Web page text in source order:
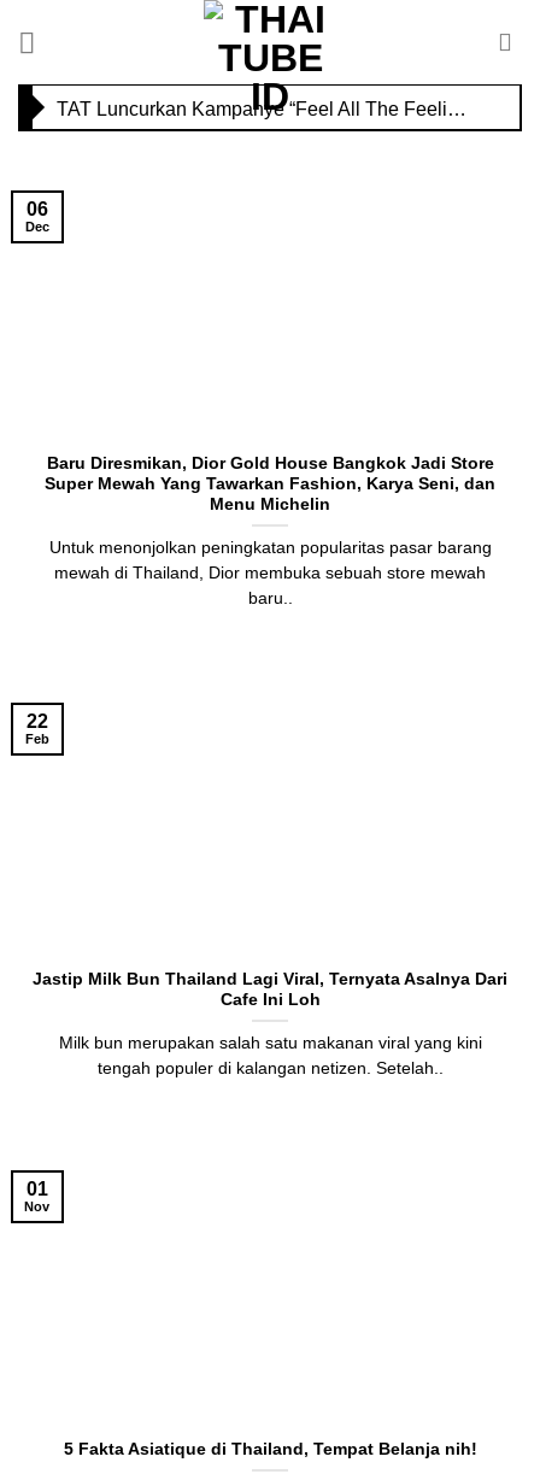
TAT Luncurkan Kampanye “Feel All The Feelings” dengan Lalisa LISA Manobal untuk Promosikan Pariwisata Berkualitas Thailand
Baru Diresmikan, Dior Gold House Bangkok Jadi Store
Super Mewah Yang Tawarkan Fashion, Karya Seni, dan
Menu Michelin
Untuk menonjolkan peningkatan popularitas pasar barang
mewah di Thailand, Dior membuka sebuah store mewah
baru..
06
Dec
Jastip Milk Bun Thailand Lagi Viral, Ternyata Asalnya Dari
Cafe Ini Loh
Milk bun merupakan salah satu makanan viral yang kini
tengah populer di kalangan netizen. Setelah..
22
Feb
5 Fakta Asiatique di Thailand, Tempat Belanja nih!
01
Nov